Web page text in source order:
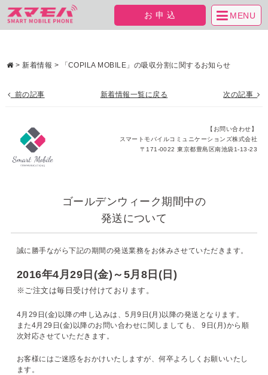
MENU
お申込
>新着情報 > 「COPILA MOBILE」の吸収分割に関するお知らせ
前の記事 新着情報一覧に戻る 次の記事
【お問い合わせ】
スマートモバイルコミュニケーションズ株式会社
〒171-0022 東京都豊島区南池袋1-13-23
ゴールデンウィーク期間中の
発送について
誠に勝手ながら下記の期間の発送業務をお休みさせていただきます。
2016年4月29日(金)～5月8日(日)
※ご注文は毎日受け付けております。
4月29日(金)以降の申し込みは、5月9日(月)以降の発送となります。
また4月29日(金)以降のお問い合わせに関しましても、
9日(月)から順
次対応させていただきます。
お客様にはご迷惑をおかけいたしますが、何卒よろしくお願いいたし
ます。